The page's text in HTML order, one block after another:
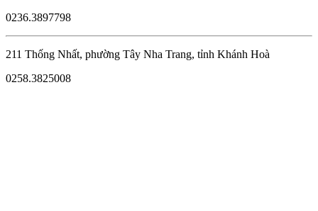
0236.3897798
211 Thống Nhất, phường Tây Nha Trang, tỉnh Khánh Hoà
0258.3825008